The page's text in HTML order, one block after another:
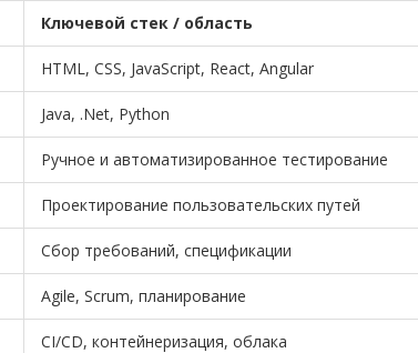
Ключевой стек / область
HTML, CSS, JavaScript, React, Angular
Java, .Net, Python
Ручное и автоматизированное тестирование
Проектирование пользовательских путей
Сбор требований, спецификации
Agile, Scrum, планирование
CI/CD, контейнеризация, облака